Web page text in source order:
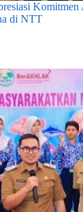
Komitmen
di NTT